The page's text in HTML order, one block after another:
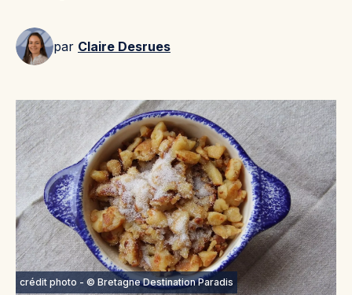
par Claire Desrues
crédit photo - © Bretagne Destination Paradis